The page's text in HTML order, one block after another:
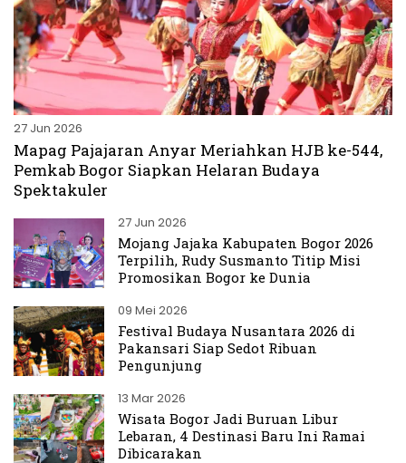
27 Jun 2026
Mapag Pajajaran Anyar Meriahkan HJB ke-544,
Pemkab Bogor Siapkan Helaran Budaya
Spektakuler
27 Jun 2026
Mojang Jajaka Kabupaten Bogor 2026
Terpilih, Rudy Susmanto Titip Misi
Promosikan Bogor ke Dunia
09 Mei 2026
Festival Budaya Nusantara 2026 di
Pakansari Siap Sedot Ribuan
Pengunjung
13 Mar 2026
Wisata Bogor Jadi Buruan Libur
Lebaran, 4 Destinasi Baru Ini Ramai
Dibicarakan